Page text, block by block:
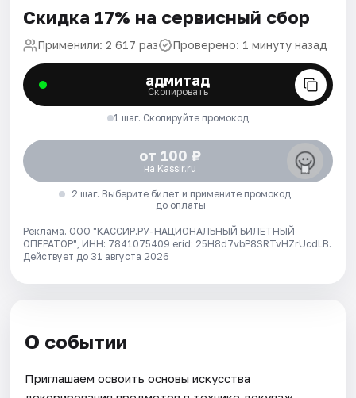
Скидка 17% на сервисный сбор
Применили: 2 617 раз Проверено: 1 минуту назад
адмитад
Скопировать
1 шаг. Скопируйте промокод
от 100 ₽
на Kassir.ru
2 шаг. Выберите билет и примените промокод
до оплаты
Реклама. ООО "КАССИР.РУ-НАЦИОНАЛЬНЫЙ БИЛЕТНЫЙ
ОПЕРАТОР", ИНН: 7841075409 erid: 25H8d7vbP8SRTvHZrUcdLB.
Действует до 31 августа 2026
О событии
Приглашаем освоить основы искусства